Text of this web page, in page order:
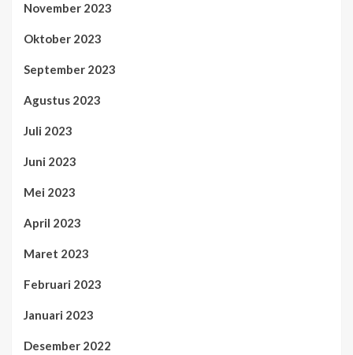
November 2023
Oktober 2023
September 2023
Agustus 2023
Juli 2023
Juni 2023
Mei 2023
April 2023
Maret 2023
Februari 2023
Januari 2023
Desember 2022